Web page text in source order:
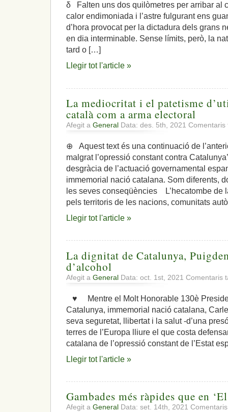
δ Falten uns dos quilòmetres per arribar al
calor endimoniada i l’astre fulgurant ens
d’hora provocat per la dictadura dels grans
en dia interminable. Sense límits, però, la
tard o […]
Llegir tot l'article »
La mediocritat i el patetisme
català com a arma electoral
Afegit a General Data: des. 5th, 2021 Comentaris
⊕ Aquest text és una continuació de
malgrat l’opressió constant contra
desgràcia de l’actuació governamental
immemorial nació catalana. Som diferents,
les seves conseqüències L’hecatombe de
pels territoris de les nacions, comunitats
Llegir tot l'article »
La dignitat de Catalunya,
d’alcohol
Afegit a General Data: oct. 1st, 2021 Comentaris
♥ Mentre el Molt Honorable 130è
Catalunya, immemorial nació catalana,
seva seguretat, llibertat i la salut -d’una
terres de l’Europa lliure el que costa
catalana de l’opressió constant de l’Estat
Llegir tot l'article »
Gambades més ràpides que en
Afegit a General Data: set. 14th, 2021